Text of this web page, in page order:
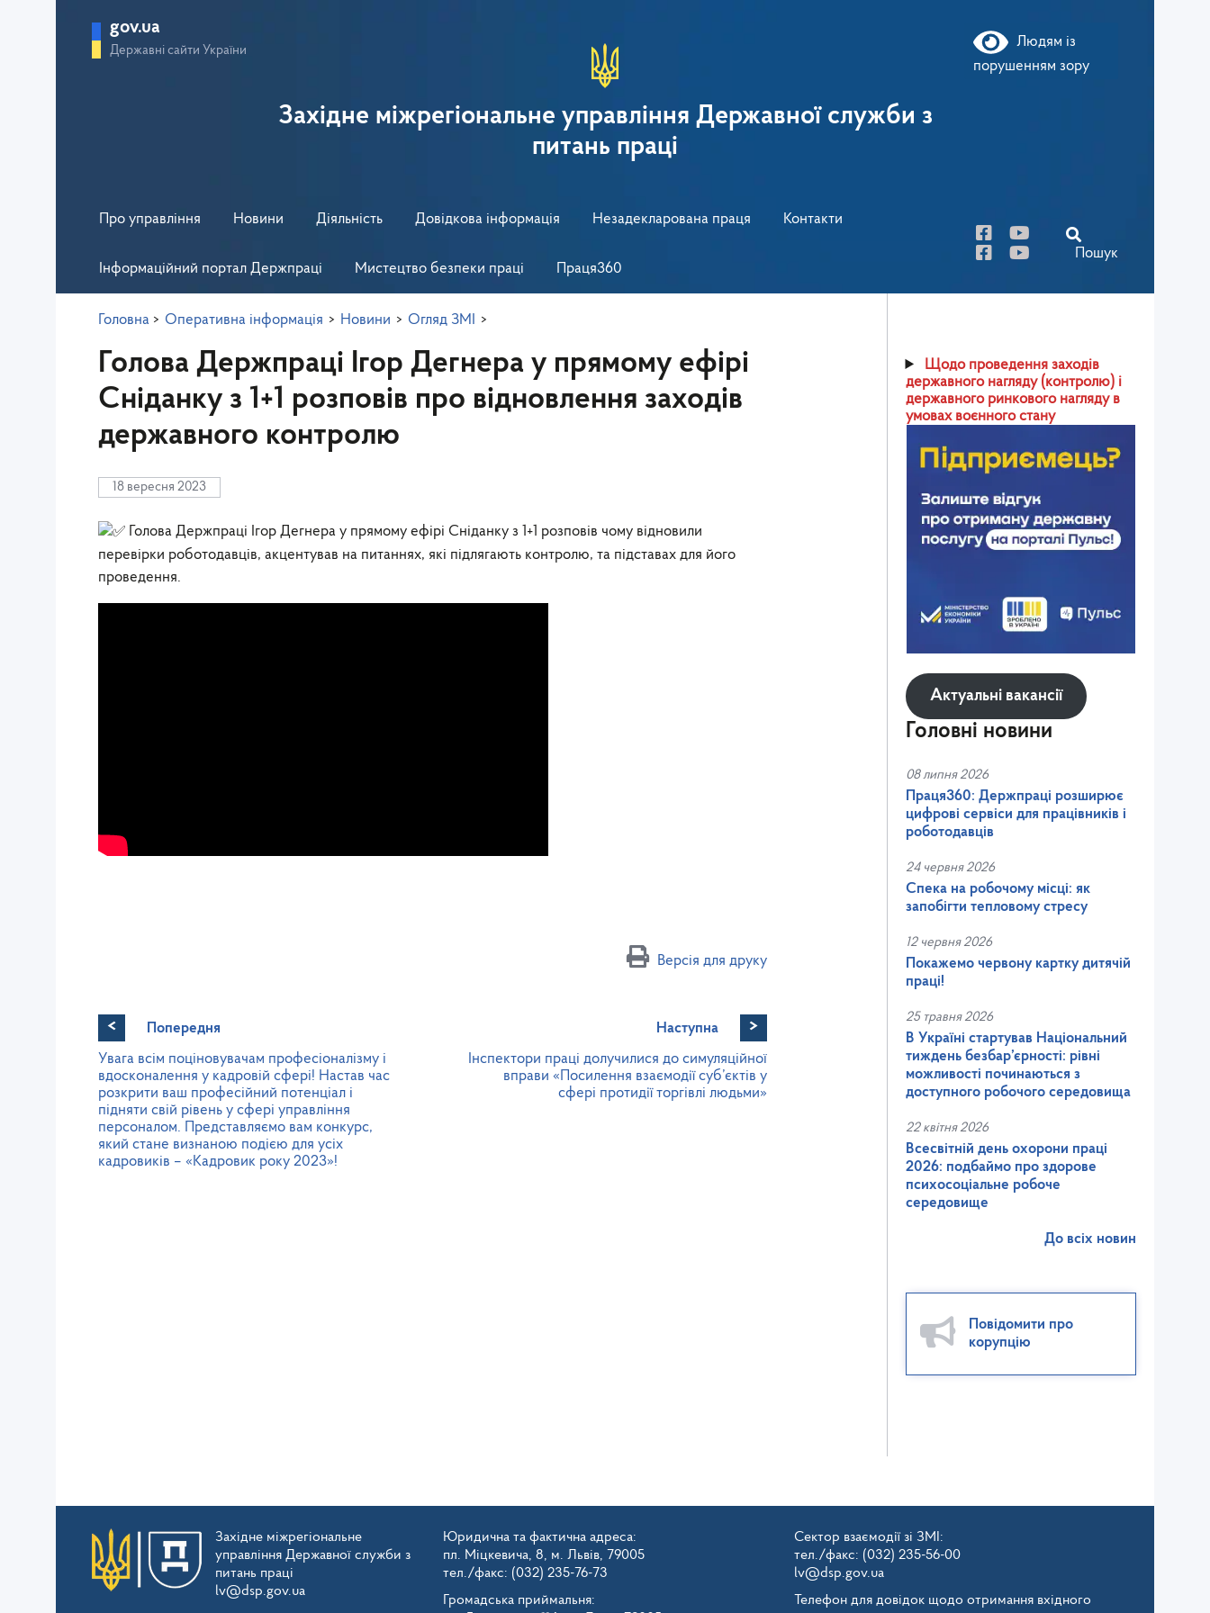
gov.ua
Державні сайти України
Людям із
порушенням зору
Західне міжрегіональне управління Державної служби з
питань праці
Про управління Новини Діяльність Довідкова інформація Незадекларована праця Контакти
Інформаційний портал Держпраці Мистецтво безпеки праці Праця360
Пошук
Головна > Оперативна інформація > Новини > Огляд ЗМІ >
Голова Держпраці Ігор Дегнера у прямому ефірі
Сніданку з 1+1 розповів про відновлення заходів
державного контролю
18 вересня 2023
Голова Держпраці Ігор Дегнера у прямому ефірі Сніданку з 1+1 розповів чому відновили
перевірки роботодавців, акцентував на питаннях, які підлягають контролю, та підставах для його
проведення.
Версія для друку
<
Попередня
Увага всім поціновувачам професіоналізму і
вдосконалення у кадровій сфері! Настав час
розкрити ваш професійний потенціал і
підняти свій рівень у сфері управління
персоналом. Представляємо вам конкурс,
який стане визнаною подією для усіх
кадровиків – «Кадровик року 2023»!
Наступна >
Інспектори праці долучилися до симуляційної
вправи «Посилення взаємодії суб’єктів у
сфері протидії торгівлі людьми»
Щодо проведення заходів
державного нагляду (контролю) і
державного ринкового нагляду в
умовах воєнного стану
Актуальні вакансії
Головні новини
08 липня 2026
Праця360: Держпраці розширює
цифрові сервіси для працівників і
роботодавців
24 червня 2026
Спека на робочому місці: як
запобігти тепловому стресу
12 червня 2026
Покажемо червону картку дитячій
праці!
25 травня 2026
В Україні стартував Національний
тиждень безбар’єрності: рівні
можливості починаються з
доступного робочого середовища
22 квітня 2026
Всесвітній день охорони праці
2026: подбаймо про здорове
психосоціальне робоче
середовище
До всіх новин
Повідомити про
корупцію
Західне міжрегіональне
управління Державної служби з
питань праці
lv@dsp.gov.ua
Юридична та фактична адреса:
пл. Міцкевича, 8, м. Львів, 79005
тел./факс: (032) 235-76-73
Громадська приймальня:
Сектор взаємодії зі ЗМІ:
тел./факс: (032) 235-56-00
lv@dsp.gov.ua
Телефон для довідок щодо отримання вхідного